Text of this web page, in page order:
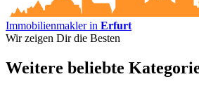
Immobilienmakler in Erfurt
Wir zeigen Dir die Besten
Weitere beliebte